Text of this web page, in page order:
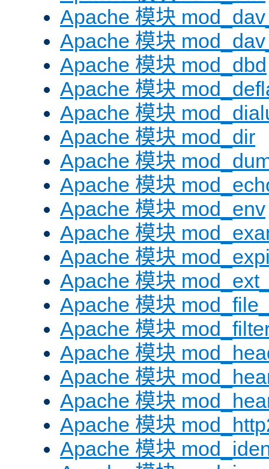
Apache 模块
Apache 模块
Apache 模块 mod_dbd
Apache 模块
Apache 模块
Apache 模块 mod_dir
Apache 模块
Apache 模块
Apache 模块 mod_env
Apache 模块
Apache 模块
Apache 模块
Apache 模块
Apache 模块
Apache 模块
Apache 模块
Apache 模块
Apache 模块
Apache 模块